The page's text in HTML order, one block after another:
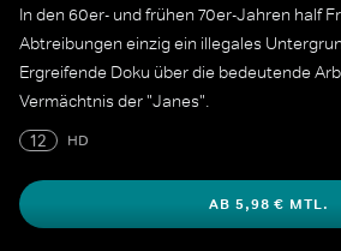
In den 60er- und frühen 70er-Jahren half
Abtreibungen einzig ein illegales
Ergreifende Doku über die bedeutende
Vermächtnis der "Janes".
12
HD
AB 5,98 € MTL.